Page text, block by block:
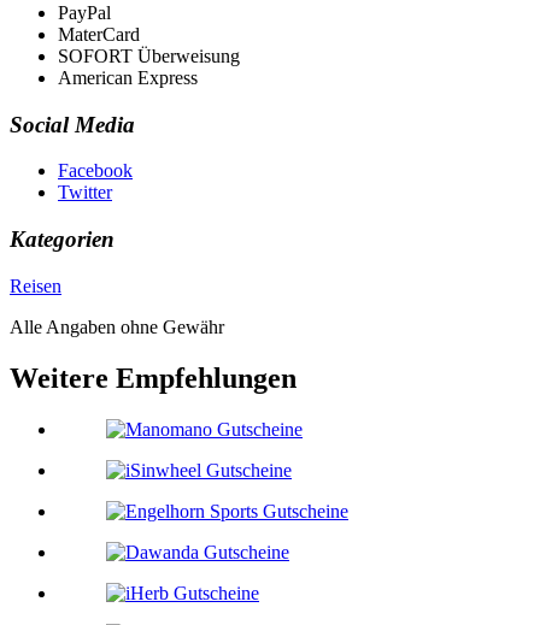
PayPal
MaterCard
SOFORT Überweisung
American Express
Social Media
Facebook
Twitter
Kategorien
Reisen
Alle Angaben ohne Gewähr
Weitere Empfehlungen